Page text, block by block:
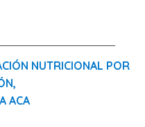
NUTRICIONAL POR
ACA